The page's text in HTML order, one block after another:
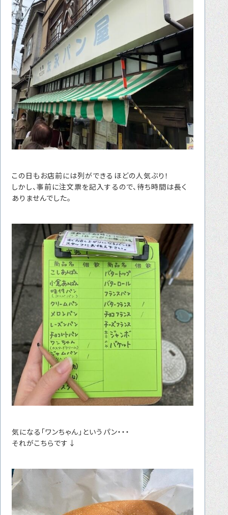
この日もお店前には列ができるほどの人気ぶり！
しかし、事前に注文票を記入するので、待ち時間は長く
ありませんでした。
気になる「ワンちゃん」というパン・・・
それがこちらです↓